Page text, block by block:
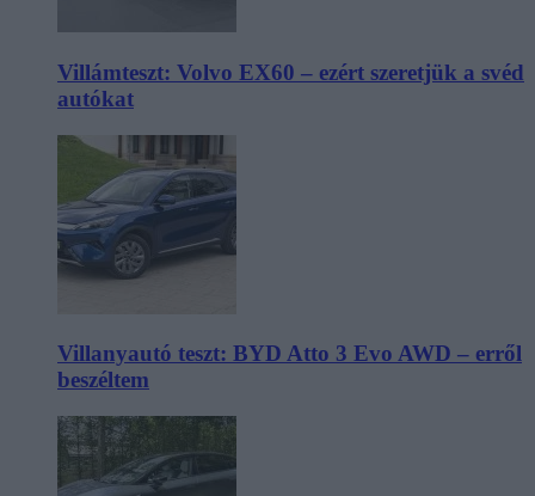
Villámteszt: Volvo EX60 – ezért szeretjük a svéd
autókat
Villanyautó teszt: BYD Atto 3 Evo AWD – erről
beszéltem